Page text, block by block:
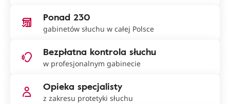
Ponad 230
gabinetów słuchu w całej Polsce
Bezpłatna kontrola słuchu
w profesjonalnym gabinecie
Opieka specjalisty
z zakresu protetyki słuchu